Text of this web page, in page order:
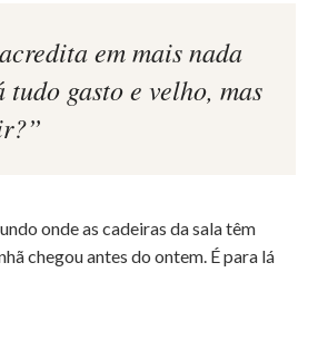
em mais nada
tudo gasto e velho, mas
onde as cadeiras da sala têm
chegou antes do ontem. É para lá